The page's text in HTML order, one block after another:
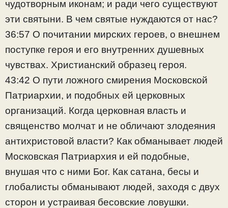
чудотворным иконам; и ради чего существуют
эти святыни. В чем святые нуждаются от нас?
36:57 О почитании мирских героев, о внешнем
поступке героя и его внутренних душевных
чувствах. Христианский образец героя.
43:42 О пути ложного смирения Московской
Патриархии, и подобных ей церковных
организаций. Когда церковная власть и
священство молчат и не обличают злодеяния
антихристовой власти? Как обманывает людей
Московская Патриархия и ей подобные,
внушая что с ними Бог. Как сатана, бесы и
глобалисты обманывают людей, заходя с двух
сторон и устраивая бесовские ловушки.